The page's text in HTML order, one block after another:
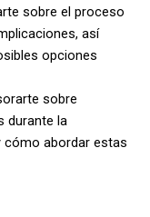
sobre el proceso
así
opciones
sobre
durante la
cómo abordar estas